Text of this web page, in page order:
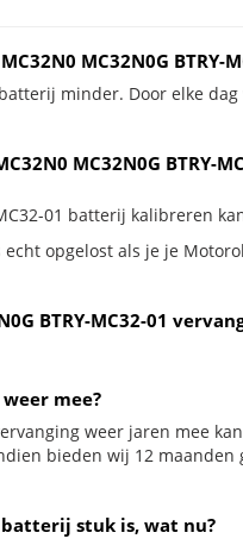
MC32N0G
minder. Door elke
MC32N0G
01 batterij kalibreren
opgelost als je je
BTRY-MC32-01
mee?
weer jaren mee
bieden wij 12 maanden
stuk is, wat nu?